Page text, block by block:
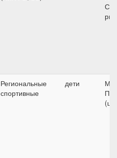
Региональные
спортивные
дети
МЕ